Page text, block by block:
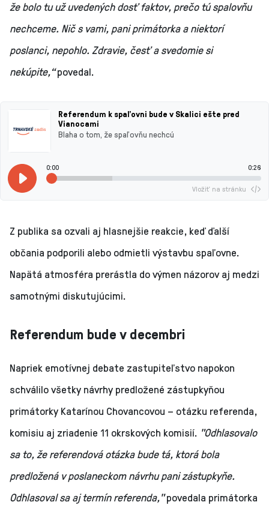
že bolo tu už uvedených dosť faktov, prečo tú spalovňu
nechceme. Nič s vami, pani primátorka a niektorí
poslanci, nepohlo. Zdravie, česť a svedomie si
nekúpite,“povedal.
Referendum k spaľovni bude v Skalici ešte pred
Vianocami
Blaha o tom, že spaľovňu nechcú
0:00 0:26
Vložiť na stránku
Z publika sa ozvali aj hlasnejšie reakcie, keď ďalší
občania podporili alebo odmietli výstavbu spaľovne.
Napätá atmosféra prerástla do výmen názorov aj medzi
samotnými diskutujúcimi.
Referendum bude v decembri
Napriek emotívnej debate zastupiteľstvo napokon
schválilo všetky návrhy predložené zástupkyňou
primátorky Katarínou Chovancovou – otázku referenda,
komisiu aj zriadenie 11 okrskových komisií. "Odhlasovalo
sa to, že referendová otázka bude tá, ktorá bola
predložená v poslaneckom návrhu pani zástupkyňe.
Odhlasoval sa aj termín referenda,"povedala primátorka